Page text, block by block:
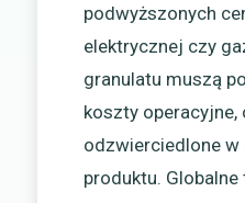
podwyższonych
elektrycznej czy
granulatu muszą
koszty
odzwierciedlone w
produktu. Globalne